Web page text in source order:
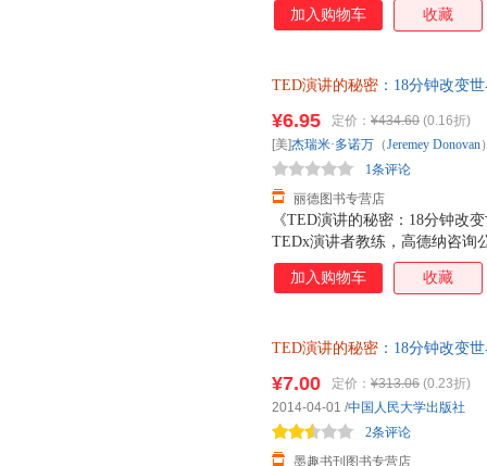
加入购物车 收藏
TED演讲的秘密 ：18分钟改变
套，电子发票！
《TED演讲的秘密：18分钟改
TEDx演讲者教练，高德纳咨询
演讲训练的成果全面分享。帮
看和解构数百个TED演讲所需
维码，引领可视化阅读趋势，
TED演讲作为样本展探讨演讲
其他任何演讲书或演讲理论都
¥6.95 定价： ¥434.60 (0.16折)
丽德图书专营店
1条评论
[美]杰瑞米·多诺万 （Jeremey Donovan
加入购物车 收藏
TED演讲的秘密 ：18分钟改变
套，电子发票！
¥7.00 定价： ¥313.06 (0.23折)
墨趣书刊图书专营店
2条评论
2014-04-01 /中国人民大学出版社